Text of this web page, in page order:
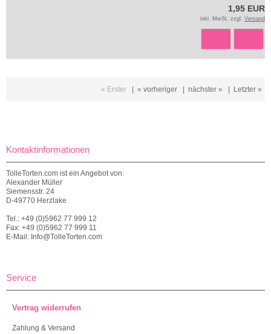
1,95 EUR
inkl. MwSt. zzgl. Versand
« Erster | « vorheriger | nächster » | Letzter »
Kontaktinformationen
TolleTorten.com ist ein Angebot von:
Alexander Müller
Siemensstr. 24
D-49770 Herzlake
Tel.: +49 (0)5962 77 999 12
Fax: +49 (0)5962 77 999 11
E-Mail: Info@TolleTorten.com
Service
Vertrag widerrufen
Zahlung & Versand